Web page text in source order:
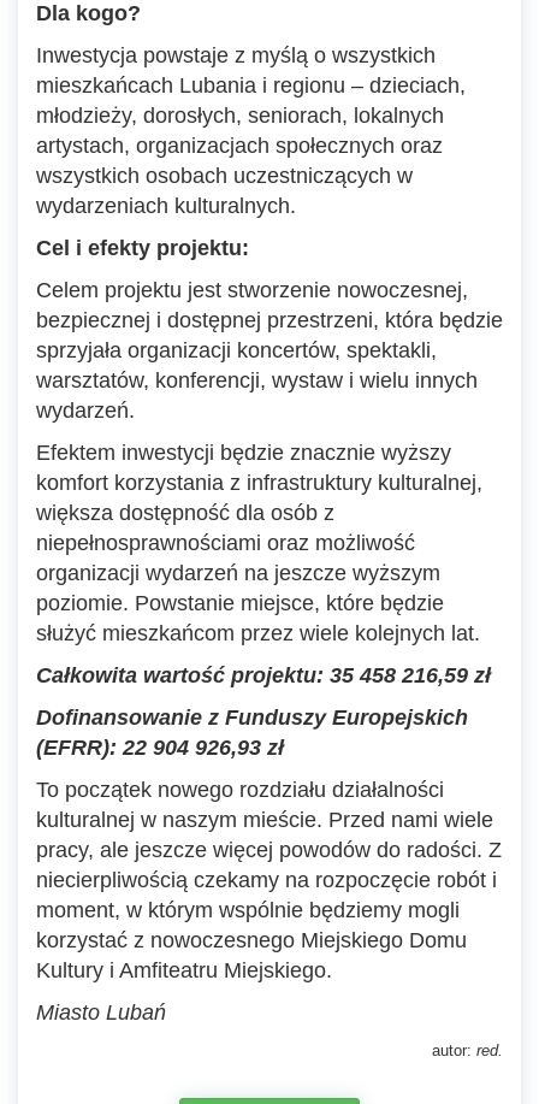
Dla kogo?
Inwestycja powstaje z myślą o wszystkich
mieszkańcach Lubania i regionu – dzieciach,
młodzieży, dorosłych, seniorach, lokalnych
artystach, organizacjach społecznych oraz
wszystkich osobach uczestniczących w
wydarzeniach kulturalnych.
Cel i efekty projektu:
Celem projektu jest stworzenie nowoczesnej,
bezpiecznej i dostępnej przestrzeni, która będzie
sprzyjała organizacji koncertów, spektakli,
warsztatów, konferencji, wystaw i wielu innych
wydarzeń.
Efektem inwestycji będzie znacznie wyższy
komfort korzystania z infrastruktury kulturalnej,
większa dostępność dla osób z
niepełnosprawnościami oraz możliwość
organizacji wydarzeń na jeszcze wyższym
poziomie. Powstanie miejsce, które będzie
służyć mieszkańcom przez wiele kolejnych lat.
Całkowita wartość projektu: 35 458 216,59 zł
Dofinansowanie z Funduszy Europejskich
(EFRR): 22 904 926,93 zł
To początek nowego rozdziału działalności
kulturalnej w naszym mieście. Przed nami wiele
pracy, ale jeszcze więcej powodów do radości. Z
niecierpliwością czekamy na rozpoczęcie robót i
moment, w którym wspólnie będziemy mogli
korzystać z nowoczesnego Miejskiego Domu
Kultury i Amfiteatru Miejskiego.
Miasto Lubań
autor: red.